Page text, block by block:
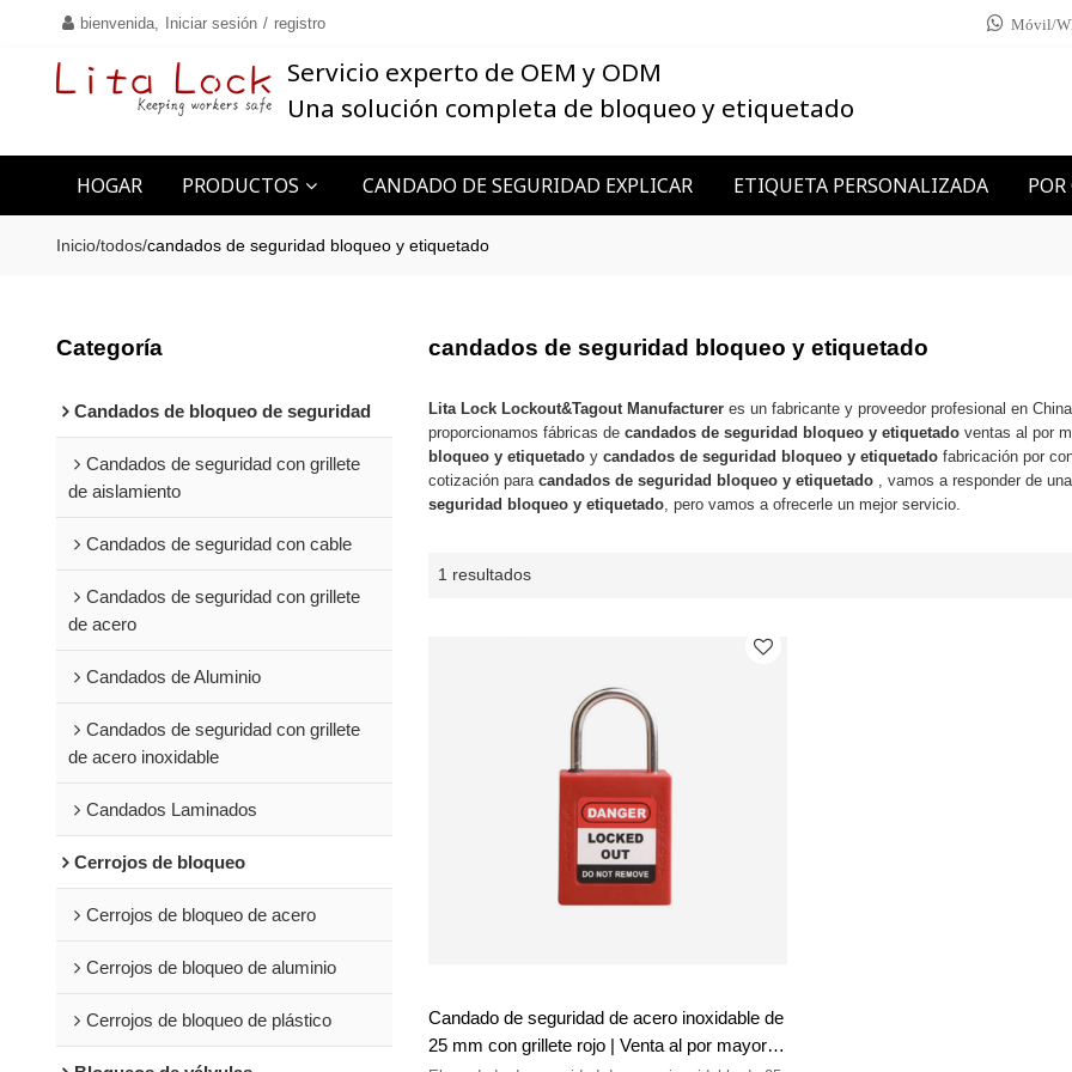
bienvenida, Iniciar sesión / registro Móvil/
Servicio experto de OEM y ODM
Una solución completa de bloqueo y etiquetado
HOGAR PRODUCTOS CANDADO DE SEGURIDAD EXPLICAR ETIQUETA PERSONALIZADA
CONTACTO
Inicio/todos/candados de seguridad bloqueo y etiquetado
Categoría
Candados de bloqueo de seguridad
Candados de seguridad con grillete
de aislamiento
Candados de seguridad con cable
Candados de seguridad con grillete
de acero
Candados de Aluminio
Candados de seguridad con grillete
de acero inoxidable
Candados Laminados
Cerrojos de bloqueo
Cerrojos de bloqueo de acero
Cerrojos de bloqueo de aluminio
Cerrojos de bloqueo de plástico
candados de seguridad bloqueo y etiquetado
Lita Lock Lockout&Tagout Manufacturer es un fabricante y proveedor profesional en
proporcionamos fábricas decandados de seguridad bloqueo y etiquetado ventas al por
bloqueo y etiquetado ycandados de seguridad bloqueo y etiquetado fabricación por
cotización paracandados de seguridad bloqueo y etiquetado , vamos a responder de
seguridad bloqueo y etiquetado , pero vamos a ofrecerle un mejor servicio.
1 resultados
Candado de seguridad de acero inoxidable de
25 mm con grillete rojo | Venta al por mayor